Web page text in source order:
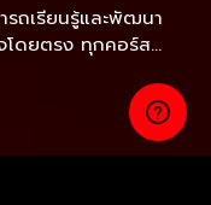
ทักษะจากผู้เชี่ยวชาญของแต่ละสาขาธุรกิจโดยตรง ทุกคอร์ส...